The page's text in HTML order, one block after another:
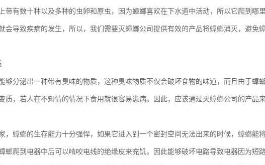
带有数十种以及多种的虫卵和原虫，因为蟑螂喜欢在下水道中活动，所以它爬到哪
会导致疾病的发生，所以，我们需要灭蟑螂公司提供有效的产品将蟑螂消灭，避免
够分泌出一种带有臭味的物质，这种臭味物质不仅会破坏食物的味道，而且由于蟑
质，若人在不知情的情况下食用就很容易患病。因此，应该通过灭蟑螂公司的产品来
，蟑螂的生存能力十分强悍，如果它进入到一个密封空间无法出来的时候，蟑螂能
螂爬到电器中后可以啃咬电线的绝缘皮来充饥，因此能够破坏电路导致电器因为短路